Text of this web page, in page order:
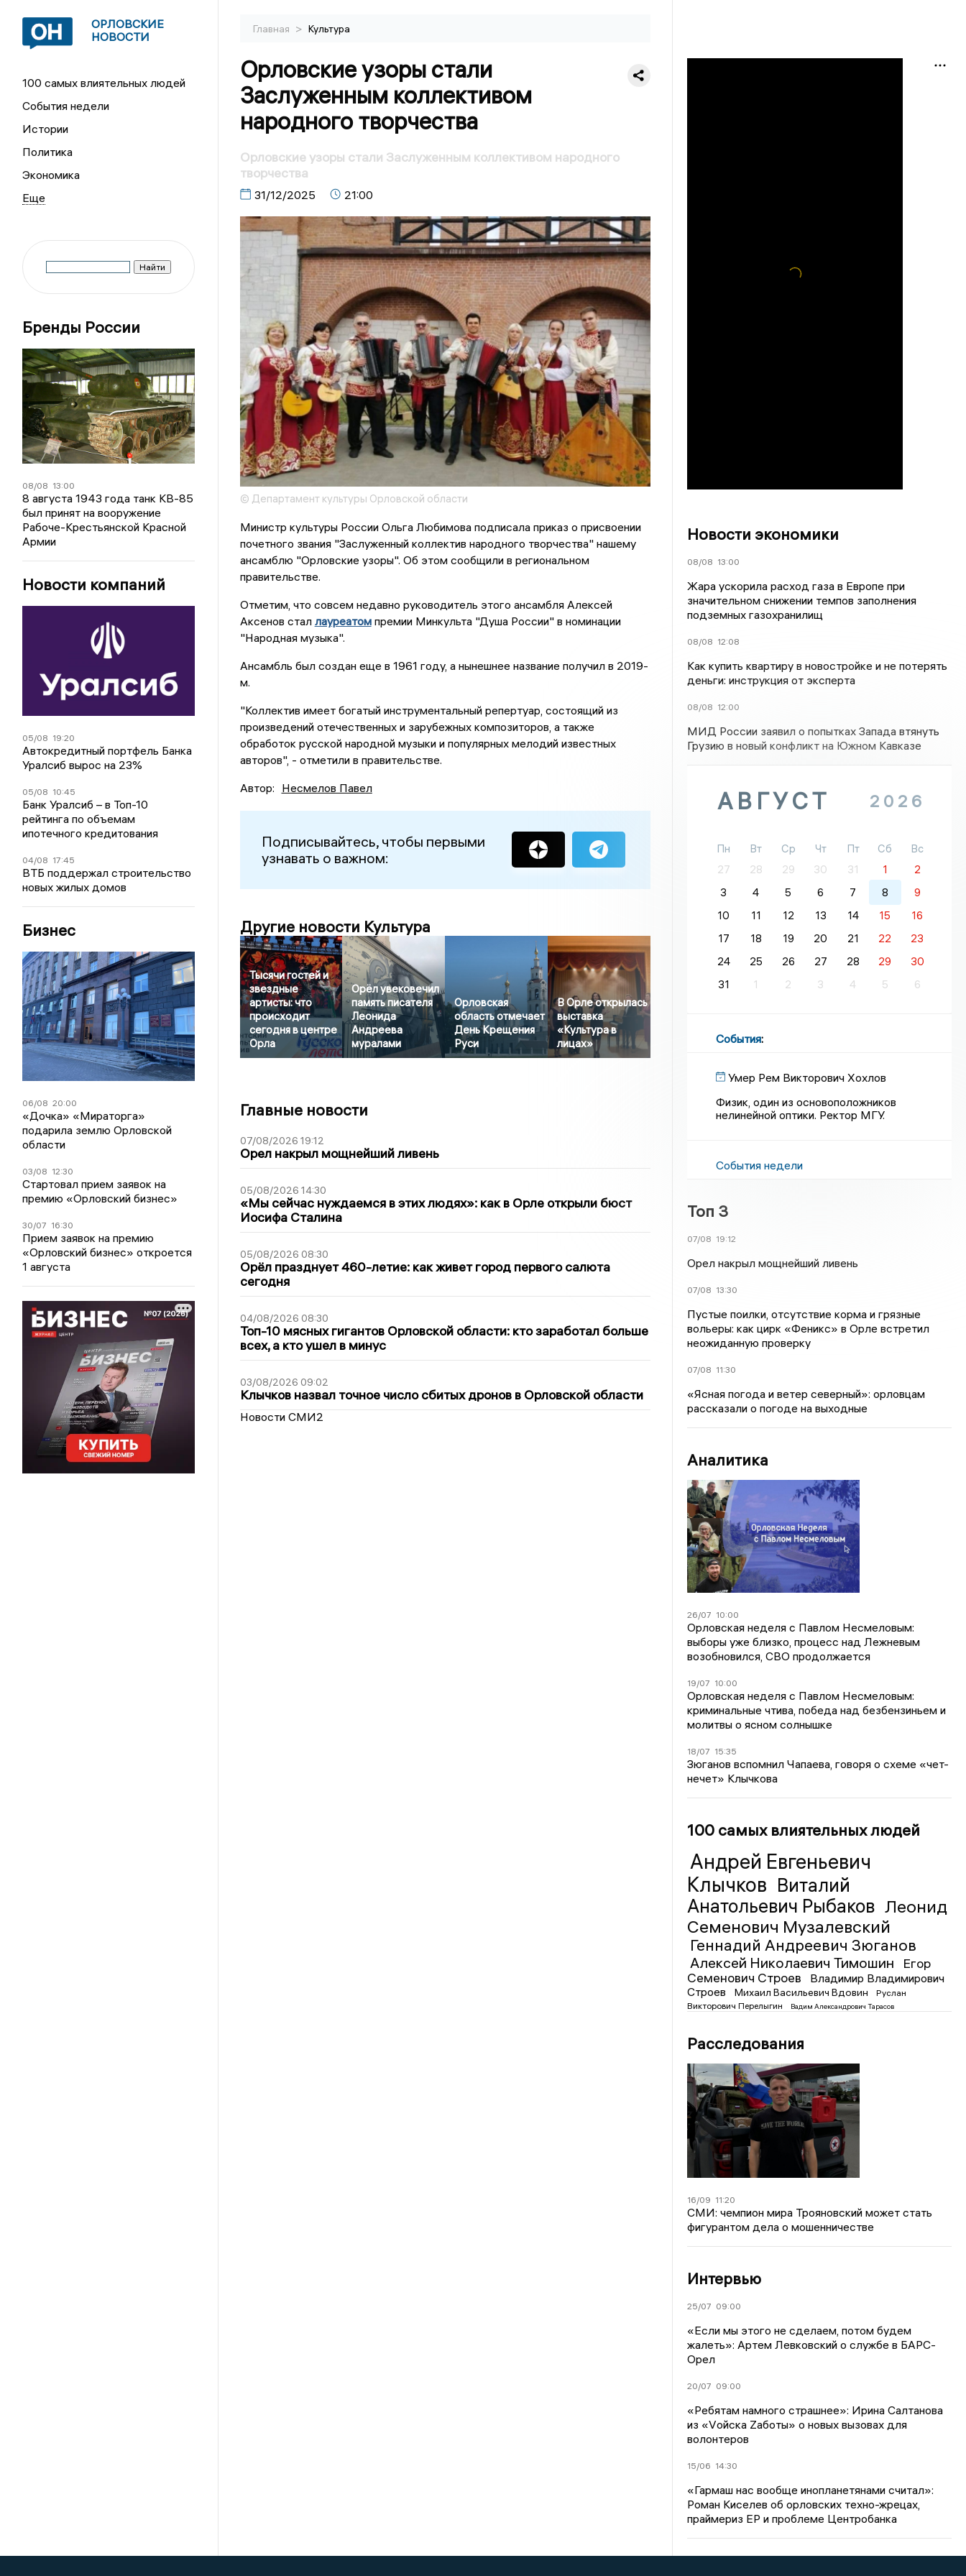
ОРЛОВСКИЕ
НОВОСТИ
100 самых влиятельных людей
События недели
Истории
Политика
Экономика
Бренды России
08/08 13:00
8 августа 1943 года танк КВ-85
был принят на вооружение
Рабоче-Крестьянской Красной
Армии
Новости компаний
05/08 19:20
Автокредитный портфель Банка
Уралсиб вырос на 23%
05/08 10:45
Банк Уралсиб – в Топ-10
рейтинга по объемам
ипотечного кредитования
04/08 17:45
ВТБ поддержал строительство
новых жилых домов
Бизнес
06/08 20:00
«Дочка» «Мираторга»
подарила землю Орловской
области
03/08 12:30
Стартовал прием заявок на
премию «Орловский бизнес»
30/07 16:30
Прием заявок на премию
«Орловский бизнес» откроется
1 августа
Главная > Культура
Орловские узоры стали
Заслуженным коллективом
народного творчества
Орловские узоры стали Заслуженным коллективом народного
творчества
31/12/2025 21:00
© Департамент культуры Орловской области
Министр культуры России Ольга Любимова подписала приказ о присвоении
почетного звания "Заслуженный коллектив народного творчества" нашему
ансамблю "Орловские узоры". Об этом сообщили в региональном
правительстве.
Отметим, что совсем недавно руководитель этого ансамбля Алексей
Аксенов стал лауреатомпремии Минкульта "Душа России" в номинации
"Народная музыка".
Ансамбль был создан еще в 1961 году, а нынешнее название получил в 2019-
м.
"Коллектив имеет богатый инструментальный репертуар, состоящий из
произведений отечественных и зарубежных композиторов, а также
обработок русской народной музыки и популярных мелодий известных
авторов", - отметили в правительстве.
Автор: Несмелов Павел
Подписывайтесь, чтобы первыми
узнавать о важном:
Другие новости Культура
Тысячи гостей и
звездные
артисты: что
происходит
сегодня в центре
Орла
Орёл увековечил
память писателя
Леонида
Андреева
муралами
Орловская
область отмечает
День Крещения
Руси
В Орле открылась
выставка
«Культура в
лицах»
Главные новости
07/08/2026 19:12
Орел накрыл мощнейший ливень
05/08/2026 14:30
«Мы сейчас нуждаемся в этих людях»: как в Орле открыли бюст
Иосифа Сталина
05/08/2026 08:30
Орёл празднует 460-летие: как живет город первого салюта
сегодня
04/08/2026 08:30
Топ-10 мясных гигантов Орловской области: кто заработал больше
всех, а кто ушел в минус
03/08/2026 09:02
Клычков назвал точное число сбитых дронов в Орловской области
Новости СМИ2
Новости экономики
08/08 13:00
Жара ускорила расход газа в Европе при
значительном снижении темпов заполнения
подземных газохранилищ
08/08 12:08
Как купить квартиру в новостройке и не потерять
деньги: инструкция от эксперта
08/08 12:00
МИД России заявил о попытках Запада втянуть
Грузию в новый конфликт на Южном Кавказе
АВГУСТ 2026
Пн Вт Ср Чт Пт Сб
Вс
27
28 29 30 31 1
2
3
4 5 6 7 8
9
10
11 12 13 14 15
16
17
18 19 20 21 22
23
24
25 26 27 28 29
30
31
1 2 3 4 5 6
События:
Умер Рем Викторович Хохлов
Физик, один из основоположников
нелинейной оптики. Ректор МГУ.
События недели
Топ 3
07/08 19:12
Орел накрыл мощнейший ливень
07/08 13:30
Пустые поилки, отсутствие корма и грязные
вольеры: как цирк «Феникс» в Орле встретил
неожиданную проверку
07/08 11:30
«Ясная погода и ветер северный»: орловцам
рассказали о погоде на выходные
Аналитика
26/07 10:00
Орловская неделя с Павлом Несмеловым:
выборы уже близко, процесс над Лежневым
возобновился, СВО продолжается
19/07 10:00
Орловская неделя с Павлом Несмеловым:
криминальные чтива, победа над безбензиньем и
молитвы о ясном солнышке
18/07 15:35
Зюганов вспомнил Чапаева, говоря о схеме «чет-
нечет» Клычкова
100 самых влиятельных людей
Андрей Евгеньевич
Клычков Виталий
Анатольевич Рыбаков Леонид
Семенович Музалевский
Геннадий Андреевич Зюганов
Алексей Николаевич Тимошин
Егор
Семенович Строев
Владимир Владимирович
Строев
Михаил Васильевич Вдовин
Руслан
Викторович Перелыгин
Вадим Александрович Тарасов
Расследования
16/09 11:20
СМИ: чемпион мира Трояновский может стать
фигурантом дела о мошенничестве
Интервью
25/07 09:00
«Если мы этого не сделаем, потом будем
жалеть»: Артем Левковский о службе в БАРС-
Орел
20/07 09:00
«Ребятам намного страшнее»: Ирина Салтанова
из «Vойска Zаботы» о новых вызовах для
волонтеров
15/06 14:30
«Гармаш нас вообще инопланетянами считал»:
Роман Киселев об орловских техно-жрецах,
праймериз ЕР и проблеме Центробанка